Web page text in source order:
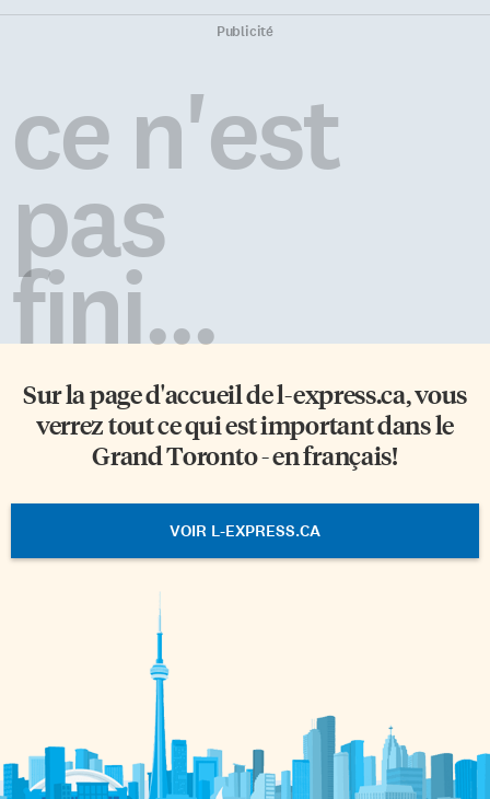
Publicité
ce n'est
pas
fini...
Sur la page d'accueil del-express.ca, vous
verrez tout ce qui est important dans le
Grand Toronto - en français!
VOIR L-EXPRESS.CA